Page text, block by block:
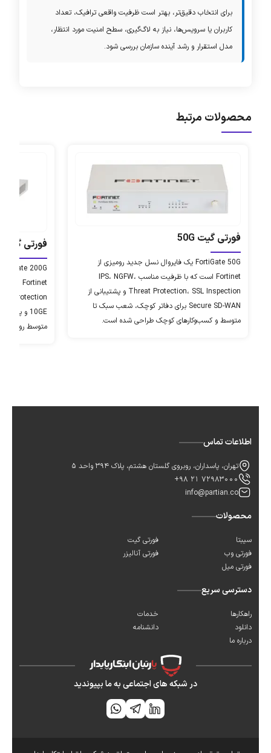
برای انتخاب دقیق‌تر، بهتر است ظرفیت واقعی ترافیک، تعداد
کاربران یا سرویس‌ها، نیاز به لاگ‌گیری، سطح امنیت مورد انتظار،
مدل استقرار و رشد آینده سازمان بررسی شود.
محصولات مرتبط
فورتی گیت 50G
FortiGate 50G یک فایروال نسل جدید رومیزی از
Fortinet است که با ظرفیت مناسب IPS، NGFW،
Threat Protection، SSL Inspection و پشتیبانی از
Secure SD-WAN برای دفاتر کوچک، شعب سبک تا
متوسط و کسب‌وکارهای کوچک طراحی شده است.
فورتی‌ گیت 200G
متوسط رو به
اطلاعات تماس
تهران، پاسداران، روبروی گلستان هشتم، پلاک 394 واحد 5
+98 21 72983000
info@partian.co
محصولات
سیبتا
فورتی گیت
فورتی وب
فورتی آنالیزر
فورتی میل
دسترسی سریع
راهکارها
خدمات
دانلود
دانشنامه
درباره ما
در شبکه های اجتماعی به ما بپیوندید